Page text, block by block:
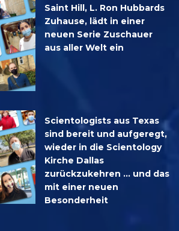
Saint Hill, L. Ron Hubbards
Zuhause, lädt in einer
neuen Serie Zuschauer
aus aller Welt ein
Scientologists aus Texas
sind bereit und aufgeregt,
wieder in die Scientology
Kirche Dallas
zurückzukehren … und das
mit einer neuen
Besonderheit